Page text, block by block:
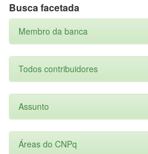
Busca facetada
Membro da banca
Todos contribuidores
Assunto
Áreas do CNPq